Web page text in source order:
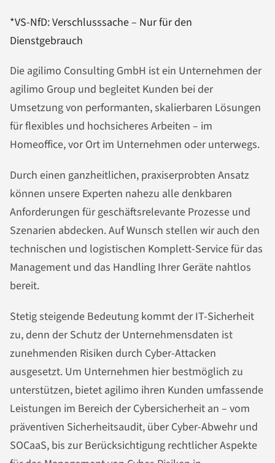
*VS-NfD: Verschlusssache – Nur für den
Dienstgebrauch
Die agilimo Consulting GmbH ist ein Unternehmen der
agilimo Group und begleitet Kunden bei der
Umsetzung von performanten, skalierbaren Lösungen
für flexibles und hochsicheres Arbeiten – im
Homeoffice, vor Ort im Unternehmen oder unterwegs.
Durch einen ganzheitlichen, praxiserprobten Ansatz
können unsere Experten nahezu alle denkbaren
Anforderungen für geschäftsrelevante Prozesse und
Szenarien abdecken. Auf Wunsch stellen wir auch den
technischen und logistischen Komplett-Service für das
Management und das Handling Ihrer Geräte nahtlos
bereit.
Stetig steigende Bedeutung kommt der IT-Sicherheit
zu, denn der Schutz der Unternehmensdaten ist
zunehmenden Risiken durch Cyber-Attacken
ausgesetzt. Um Unternehmen hier bestmöglich zu
unterstützen, bietet agilimo ihren Kunden umfassende
Leistungen im Bereich der Cybersicherheit an – vom
präventiven Sicherheitsaudit, über Cyber-Abwehr und
SOCaaS, bis zur Berücksichtigung rechtlicher Aspekte